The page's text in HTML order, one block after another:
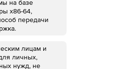
на базе
x86-64,
передачи
лицам и
личных,
нужд, не